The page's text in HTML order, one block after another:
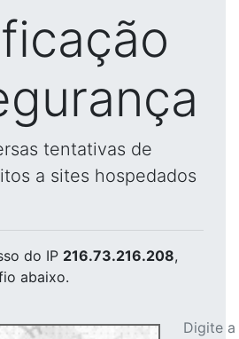
tentativas de
a sites hospedados
do IP 216.73.216.208,
abaixo.
Digite